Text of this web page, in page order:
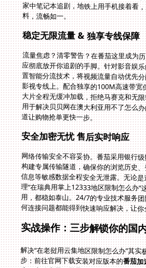
料，流畅如一。
稳定无限流量 & 独享专线保障
流量焦虑？清零警告？在番茄这里成为
应彻底放开你追剧的手脚。针对影音娱
置智能分流技术，将视频流量自动优先
影视专线上。配合独享的100M高速带
大片全程无缓冲加载，拒绝马赛克和无
用于解决贝贝网在澳大利亚用不了怎么
道让购物抢单更快一步。
安全加密无忧 售后实时响应
网络传输安全不容妥协。番茄采用银行
构建专属传输隧道，确保你的浏览历史
信息等敏感数据全程安全无泄露。无
理“在瑞典用掌上12333地区限制怎么
用，都稳如泰山。24/7的专业技术服务
何连接问题都能得到快速响应解决，让
实战操作：三步解锁你的国
解决“在老挝用云集地区限制怎么办”其实
步：前往官网下载安装对应版本的番茄加